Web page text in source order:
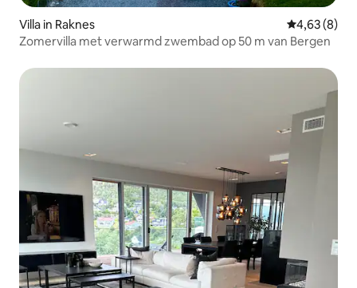
Villa in Raknes Gemiddelde
4,63 (8)
Zomervilla met verwarmd zwembad op 50 m van Bergen